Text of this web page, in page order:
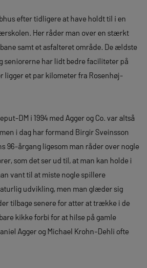
efter tidligere at have holdt til i en
Her råder man over en stærkt
samt et asfalteret område. De ældste
seniorerne har lidt bedre faciliteter på
ligger et par kilometer fra Rosenhøj-
DM i 1994 med Agger og Co. var altså
i dag har formand Birgir Sveinsson
96-årgang ligesom man råder over nogle
som det ser ud til, at man kan holde i
vant til at miste nogle spillere
udvikling, men man glæder sig
tilbage senere for atter at trække i de
kikke forbi for at hilse på gamle
Agger og Michael Krohn-Dehli ofte